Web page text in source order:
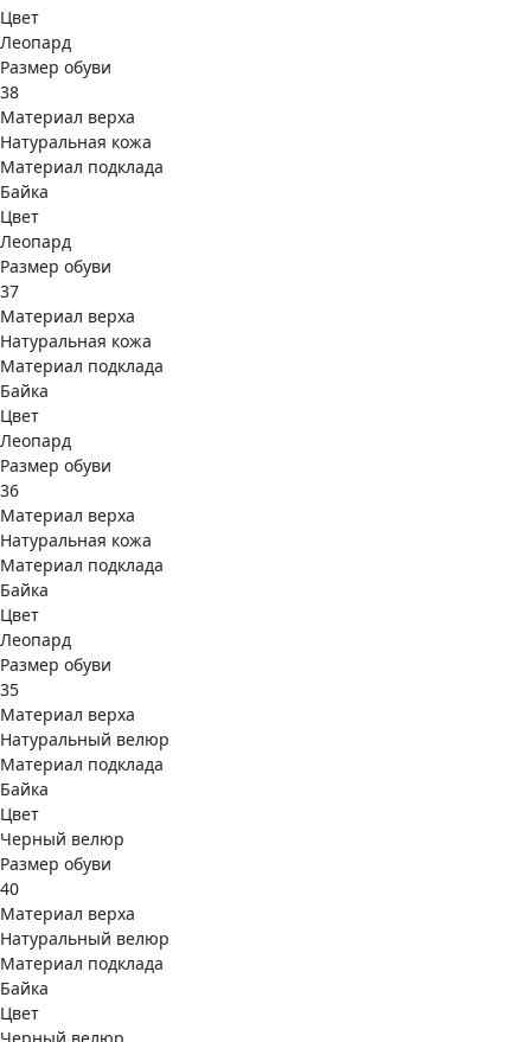
Цвет
Леопард
Размер обуви
38
Материал верха
Натуральная кожа
Материал подклада
Байка
Цвет
Леопард
Размер обуви
37
Материал верха
Натуральная кожа
Материал подклада
Байка
Цвет
Леопард
Размер обуви
36
Материал верха
Натуральная кожа
Материал подклада
Байка
Цвет
Леопард
Размер обуви
35
Материал верха
Натуральный велюр
Материал подклада
Байка
Цвет
Черный велюр
Размер обуви
40
Материал верха
Натуральный велюр
Материал подклада
Байка
Цвет